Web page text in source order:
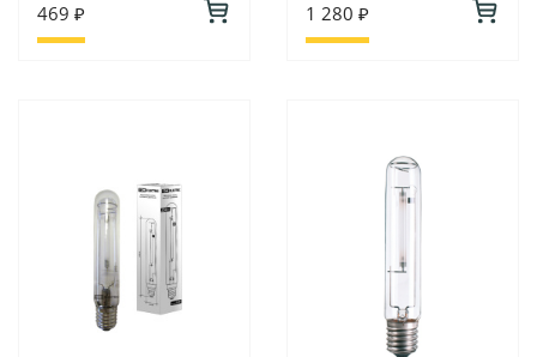
469 ₽ 1 280 ₽